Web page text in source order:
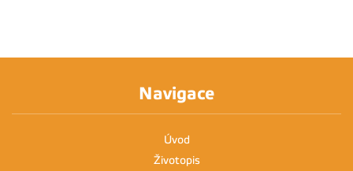
Navigace
Úvod
Životopis